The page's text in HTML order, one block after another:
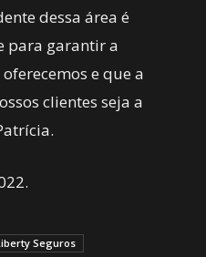
dessa área é
para garantir a
e que a
clientes seja a
Seguros